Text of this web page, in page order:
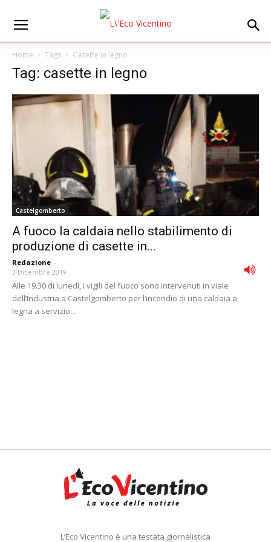
Home Tags Casette in legno
Tag: casette in legno
Castelgomberto
A fuoco la caldaia nello stabilimento di
produzione di casette in...
Redazione -
3 Dicembre 2019
Alle 19.30 di lunedì, i vigili del fuoco sono intervenuti in viale
dell’Industria a Castelgomberto per l’incendio di una caldaia a
legna a servizio...
L’Eco Vicentino è una testata giornalistica